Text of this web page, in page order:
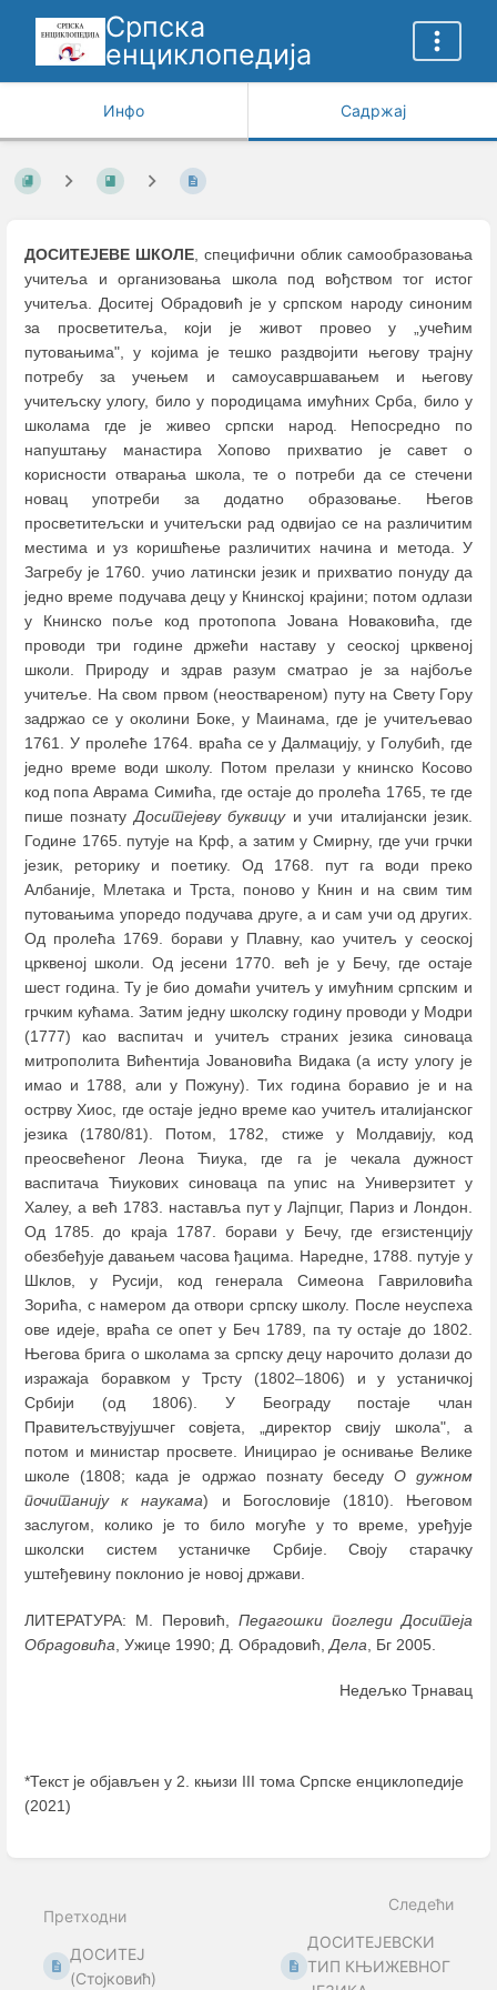
Српска
енциклопедија
Инфо Садржај
ДОСИТЕЈЕВЕ ШКОЛЕ, специфични облик самообразовања
учитеља и организовања школа под вођством тог истог
учитеља. Доситеј Обрадовић је у српском народу синоним
за просветитеља, који је живот провео у „учећим
путовањима", у којима је тешко раздвојити његову трајну
потребу за учењем и самоусавршавањем и његову
учитељску улогу, било у породицама имућних Срба, било у
школама где је живео српски народ. Непосредно по
напуштању манастира Хопово прихватио је савет о
корисности отварања школа, те о потреби да се стечени
новац употреби за додатно образовање. Његов
просветитељски и учитељски рад одвијао се на различитим
местима и уз коришћење различитих начина и метода. У
Загребу je 1760. учио латински језик и прихватио понуду да
једно време подучава децу у Книнској крајини; потом одлази
у Книнско поље код протопопа Јована Новаковића, где
проводи три године држећи наставу у сеоској црквеној
школи. Природу и здрав разум сматрао је за најбоље
учитеље. На свом првом (неоствареном) путу на Свету Гору
задржао се у околини Боке, у Маинама, где је учитељевао
1761. У пролеће 1764. враћа се у Далмацију, у Голубић, где
једно време води школу. Потом прелази у книнско Косово
код попа Аврама Симића, где остаје до пролећа 1765, те где
пише познатуДоситејеву буквицуи учи италијански језик.
Године 1765. путује на Крф, а затим у Смирну, где учи грчки
језик, реторику и поетику. Од 1768. пут га води преко
Албаније, Млетака и Трста, поново у Книн и на свим тим
путовањима упоредо подучава друге, а и сам учи од других.
Од пролећа 1769. борави у Плавну, као учитељ у сеоској
црквеној школи. Од јесени 1770. већ је у Бечу, где остаје
шест година. Ту је био домаћи учитељ у имућним српским и
грчким кућама. Затим једну школску годину проводи у Модри
(1777) као васпитач и учитељ страних језика синоваца
митрополита Вићентија Јовановића Видака (а исту улогу је
имао и 1788, али у Пожуну). Тих година боравио је и на
острву Хиос, где остаје једно време као учитељ италијанског
језика (1780/81). Потом, 1782, стиже у Молдавију, код
преосвећеног Леона Ћиука, где га је чекала дужност
васпитача Ћиукових синоваца па упис на Универзитет у
Халеу, а већ 1783. наставља пут у Лајпциг, Париз и Лондон.
Од 1785. до краја 1787. борави у Бечу, где егзистенцију
обезбеђује давањем часова ђацима. Наредне, 1788. путује у
Шклов, у Русији, код генерала Симеона Гавриловића
Зорића, с намером да отвори српску школу. После неуспеха
ове идеје, враћа се опет у Беч 1789, па ту остаје до 1802.
Његова брига о школама за српску децу нарочито долази до
изражаја боравком у Трсту (1802–1806) и у устаничкој
Србији (од 1806). У Београду постаје члан
Правитељствујушчег совјета, „директор свију школа", а
потом и министар просвете. Иницирао је оснивање Велике
школе (1808; када је одржао познату беседу О дужном
почитанију к наукама) и Богословије (1810). Његовом
заслугом, колико је то било могуће у то време, уређује
школски систем устаничке Србије. Своју старачку
уштеђевину поклонио је новој држави.
ЛИТЕРАТУРА: М. Перовић, Педагошки погледи Доситеја
Обрадовића , Ужице 1990; Д. Обрадовић, Дела , Бг 2005.
Недељко Трнавац
*Текст је објављен у 2. књизи III тома Српске енциклопедије
(2021)
mode
Претходни
ДОСИТЕЈ
(Стојковић)
Следећи
ДОСИТЕЈЕВСКИ
ТИП КЊИЖЕВНОГ